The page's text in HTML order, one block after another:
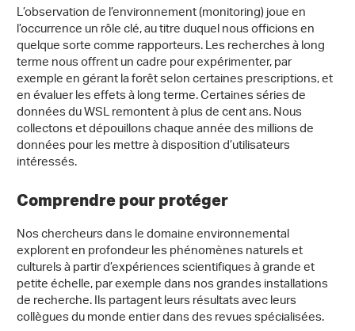
L’observation de l’environnement (monitoring) joue en
l’occurrence un rôle clé, au titre duquel nous officions en
quelque sorte comme rapporteurs. Les recherches à long
terme nous offrent un cadre pour expérimenter, par
exemple en gérant la forêt selon certaines prescriptions, et
en évaluer les effets à long terme. Certaines séries de
données du WSL remontent à plus de cent ans. Nous
collectons et dépouillons chaque année des millions de
données pour les mettre à disposition d’utilisateurs
intéressés.
Comprendre pour protéger
Nos chercheurs dans le domaine environnemental
explorent en profondeur les phénomènes naturels et
culturels à partir d’expériences scientifiques à grande et
petite échelle, par exemple dans nos grandes installations
de recherche. Ils partagent leurs résultats avec leurs
collègues du monde entier dans des revues spécialisées.